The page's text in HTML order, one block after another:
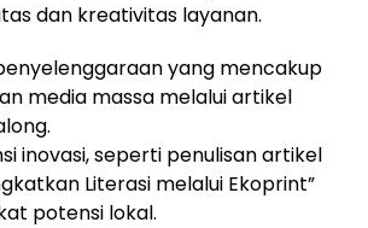
dan kreativitas layanan.
yang mencakup
media massa melalui artikel
inovasi, seperti penulisan artikel
Literasi melalui Ekoprint”
potensi lokal.